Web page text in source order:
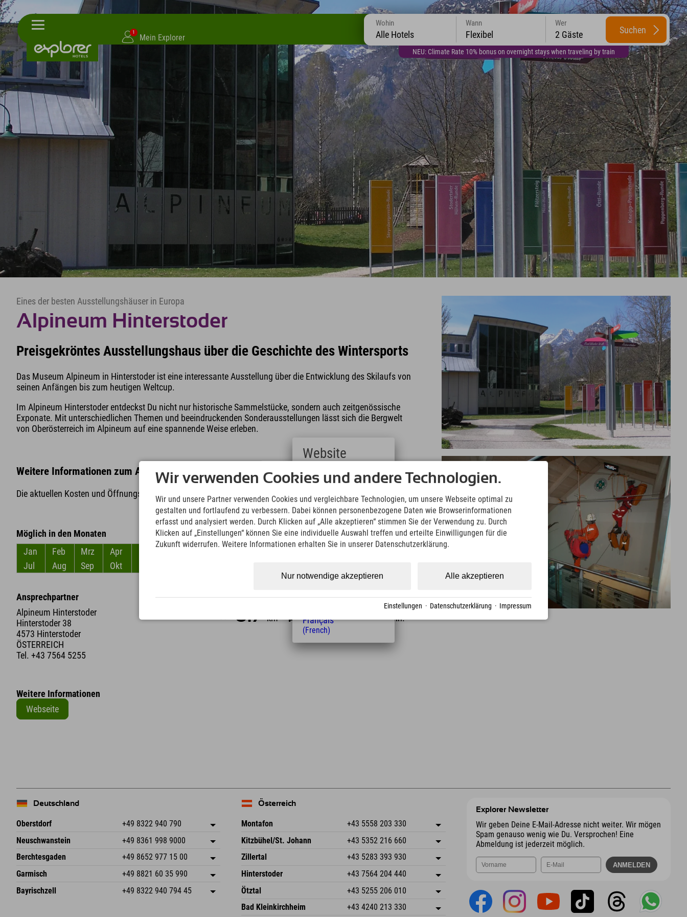
1
Mein Explorer
NEU: Climate Rate 10% bonus on overnight stays when traveling by train
Wohin
Alle Hotels
Wann
Flexibel
Wer
2 Gäste Suchen
Eines der besten Ausstellungshäuser in Europa
Alpineum Hinterstoder
Preisgekröntes Ausstellungshaus über die Geschichte des Wintersports
Das Museum Alpineum in Hinterstoder ist eine interessante Ausstellung über die Entwicklung des Skilaufs von
seinen Anfängen bis zum heutigen Weltcup.
Im Alpineum Hinterstoder entdeckst Du nicht nur historische Sammelstücke, sondern auch zeitgenössische
Exponate. Mit unterschiedlichen Themen und beeindruckenden Sonderausstellungen lässt sich die Bergwelt
von Oberösterreich im Alpineum auf eine spannende Weise erleben.
Weitere Informationen zum Alpineum Hinterstoder:
Die aktuellen Kosten und Öffnungszeiten findest Du hier
Möglich in den Monaten
Jan
Feb Mrz Apr
Jul
Aug Sep Okt
Ansprechpartner
Alpineum Hinterstoder
Hinterstoder 38
4573 Hinterstoder
ÖSTERREICH
Tel. +43 7564 5255
Entfernung vom Hotel
0.7 km 2 Min. 10 Min.
Weitere Informationen
Webseite
Deutschland
Oberstdorf +49 8322 940 790
An der Breitach 3
Deutschland
Adresse speichern
Buchen
Neuschwanstein +49 8361 998 9000
An der Riese 45
87484 Nesselwang im Allgäu
Deutschland
Adresse speichern
Buchen
Berchtesgaden +49 8652 977 15 00
Hofreitstr. 7
Deutschland
Adresse speichern
Buchen
Garmisch +49 8821 60 35 990
Frickenstraße 22
82490 Farchant
Adresse speichern
Bayrischzell +49 8322 940 794 45
Österreich
Montafon +43 5558 203 330
Dorfstr. 127b
6793 Gaschurn/Montafon
Österreich
Adresse speichern
Buchen
Kitzbühel/St. Johann +43 5352 216 660
Speckbacherstraße 87
Österreich
Adresse speichern
Buchen
Zillertal +43 5283 393 930
Schmiedau 2
Österreich
Adresse speichern
Buchen
Hinterstoder +43 7564 204 440
Freizeitpark 10
Österreich
Adresse speichern
Buchen
Ötztal +43 5255 206 010
Gscheat 14
Adresse speichern
Bad Kleinkirchheim +43 4240 213 330
Explorer Newsletter
Wir geben Deine E-Mail-Adresse nicht weiter. Wir mögen
Spam genauso wenig wie Du. Versprochen! Eine
Abmeldung ist jederzeit möglich.
Wir verwenden Cookies und andere Technologien.
Wir und unsere Partner verwenden Cookies und vergleichbare Technologien, um unsere Webseite optimal zu
gestalten und fortlaufend zu verbessern. Dabei können personenbezogene Daten wie Browserinformationen
erfasst und analysiert werden. Durch Klicken auf „Alle akzeptieren“ stimmen Sie der Verwendung zu. Durch
Klicken auf „Einstellungen“ können Sie eine individuelle Auswahl treffen und erteilte Einwilligungen für die
Zukunft widerrufen. Weitere Informationen erhalten Sie in unserer Datenschutzerklärung.
Alle akzeptieren
Nur notwendige akzeptieren
Einstellungen · Datenschutzerklärung · Impressum
Website
Deutsch
(German)
English
(English)
Italiano
(Italian)
Čeština
(Czech)
Magyar
Nederlands
Français
(French)